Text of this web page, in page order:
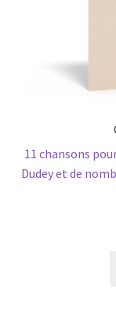
11 chansons
Dudey et de